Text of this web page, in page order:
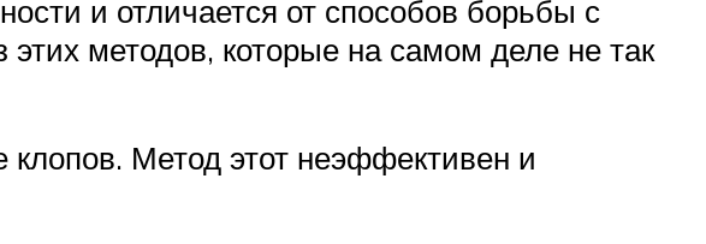
и отличается от способов борьбы с
методов, которые на самом деле не так
Метод этот неэффективен и